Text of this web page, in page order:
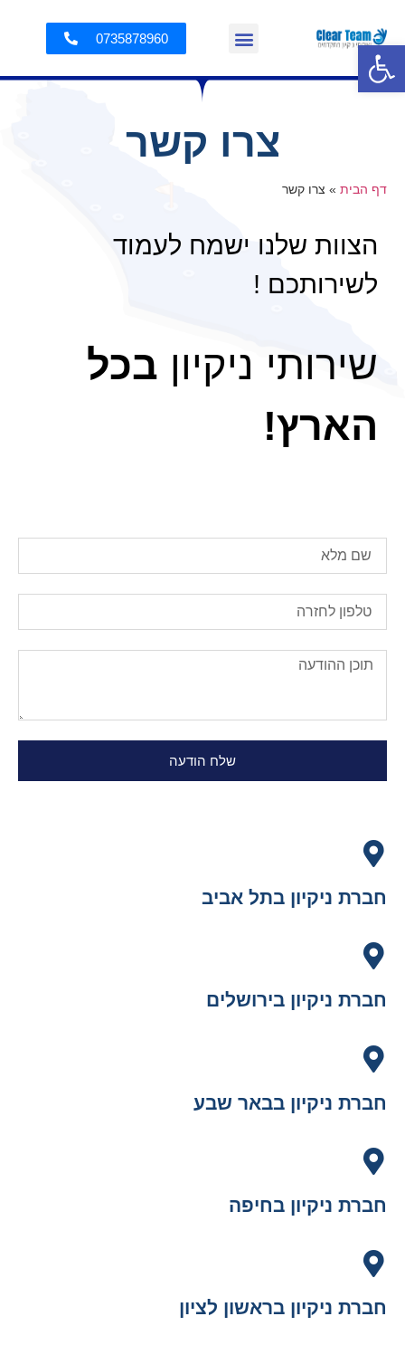
פתח סרגל נגישות 0735878960
צרו קשר
דף הבית » צרו קשר
הצוות שלנו ישמח לעמוד
לשירותכם !
שירותי ניקיון בכל
הארץ!
שלח הודעה
חברת ניקיון בתל אביב
חברת ניקיון בירושלים
חברת ניקיון בבאר שבע
חברת ניקיון בחיפה
חברת ניקיון בראשון לציון